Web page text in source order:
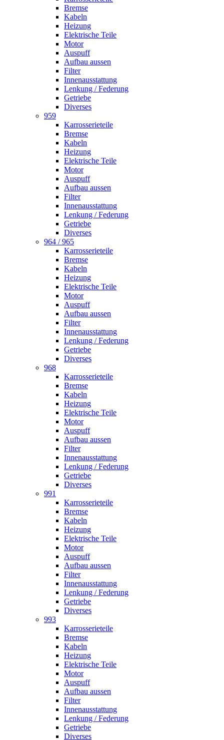
Bremse
Kabeln
Heizung
Elektrische Teile
Motor
Auspuff
Aufbau aussen
Filter
Innenausstattung
Lenkung / Federung
Getriebe
Diverses
959
Karrosserieteile
Bremse
Kabeln
Heizung
Elektrische Teile
Motor
Auspuff
Aufbau aussen
Filter
Innenausstattung
Lenkung / Federung
Getriebe
Diverses
964 / 965
Karrosserieteile
Bremse
Kabeln
Heizung
Elektrische Teile
Motor
Auspuff
Aufbau aussen
Filter
Innenausstattung
Lenkung / Federung
Getriebe
Diverses
968
Karrosserieteile
Bremse
Kabeln
Heizung
Elektrische Teile
Motor
Auspuff
Aufbau aussen
Filter
Innenausstattung
Lenkung / Federung
Getriebe
Diverses
991
Karrosserieteile
Bremse
Kabeln
Heizung
Elektrische Teile
Motor
Auspuff
Aufbau aussen
Filter
Innenausstattung
Lenkung / Federung
Getriebe
Diverses
993
Karrosserieteile
Bremse
Kabeln
Heizung
Elektrische Teile
Motor
Auspuff
Aufbau aussen
Filter
Innenausstattung
Lenkung / Federung
Getriebe
Diverses